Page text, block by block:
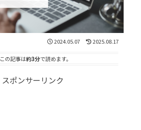
2024.05.07 2025.08.17
この記事は約3分で読めます。
スポンサーリンク